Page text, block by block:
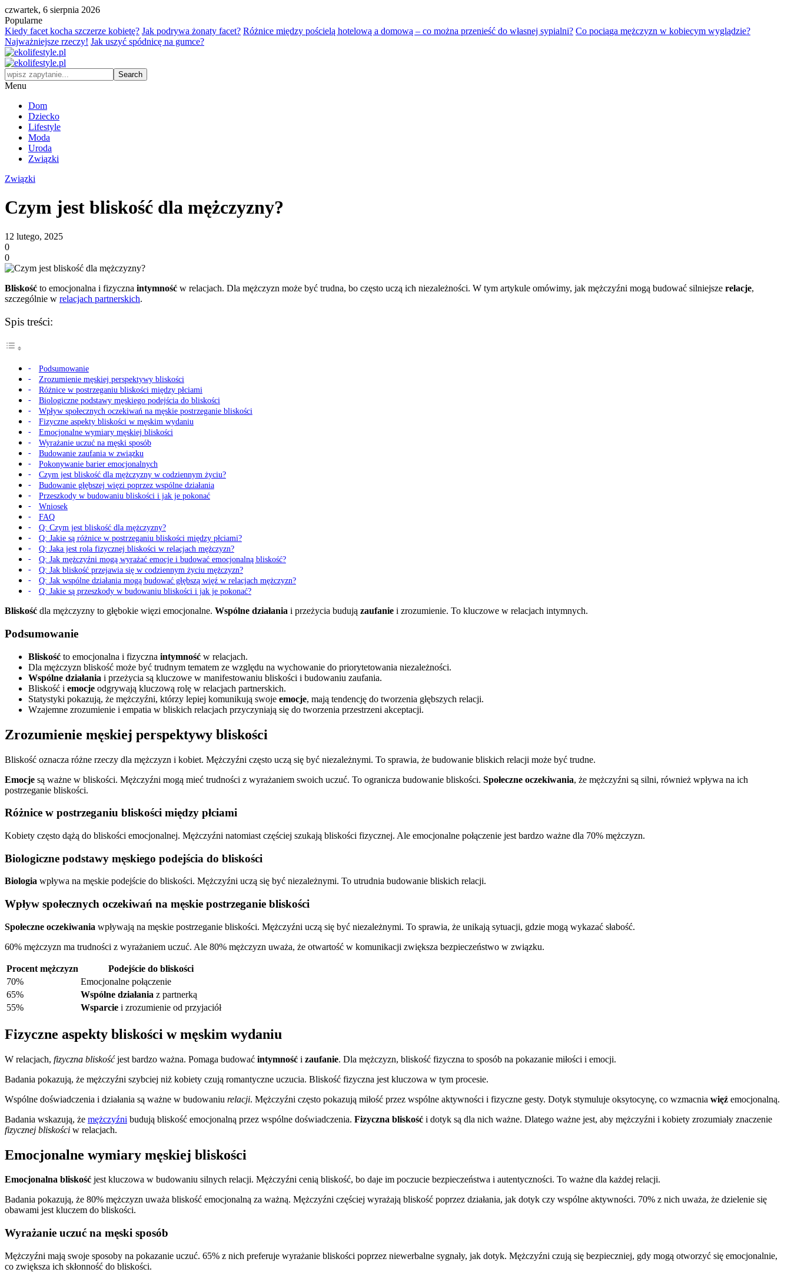
czwartek, 6 sierpnia 2026
Popularne
Kiedy facet kocha szczerze kobietę? Jak podrywa żonaty facet? Różnice między pościelą hotelową a domową – co można przenieść do własnej sypialni? Co pociąga mężczyzn w kobiecym wyglądzie?
Najważniejsze rzeczy! Jak uszyć spódnicę na gumce?
Menu
Dom
Dziecko
Lifestyle
Moda
Uroda
Związki
Związki
Czym jest bliskość dla mężczyzny?
12 lutego, 2025
0
0
Bliskość to emocjonalna i fizyczna intymność w relacjach. Dla mężczyzn może być trudna, bo często uczą ich niezależności. W tym artykule omówimy, jak mężczyźni mogą budować silniejsze relacje,
szczególnie w relacjach partnerskich.
Spis treści:
Podsumowanie
Zrozumienie męskiej perspektywy bliskości
Różnice w postrzeganiu bliskości między płciami
Biologiczne podstawy męskiego podejścia do bliskości
Wpływ społecznych oczekiwań na męskie postrzeganie bliskości
Fizyczne aspekty bliskości w męskim wydaniu
Emocjonalne wymiary męskiej bliskości
Wyrażanie uczuć na męski sposób
Budowanie zaufania w związku
Pokonywanie barier emocjonalnych
Czym jest bliskość dla mężczyzny w codziennym życiu?
Budowanie głębszej więzi poprzez wspólne działania
Przeszkody w budowaniu bliskości i jak je pokonać
Wniosek
FAQ
Q: Czym jest bliskość dla mężczyzny?
Q: Jakie są różnice w postrzeganiu bliskości między płciami?
Q: Jaka jest rola fizycznej bliskości w relacjach mężczyzn?
Q: Jak mężczyźni mogą wyrażać emocje i budować emocjonalną bliskość?
Q: Jak bliskość przejawia się w codziennym życiu mężczyzn?
Q: Jak wspólne działania mogą budować głębszą więź w relacjach mężczyzn?
Q: Jakie są przeszkody w budowaniu bliskości i jak je pokonać?
Bliskość dla mężczyzny to głębokie więzi emocjonalne. Wspólne działania i przeżycia budują zaufanie i zrozumienie. To kluczowe w relacjach intymnych.
Podsumowanie
Bliskość to emocjonalna i fizyczna intymność w relacjach.
Dla mężczyzn bliskość może być trudnym tematem ze względu na wychowanie do priorytetowania niezależności.
Wspólne działania i przeżycia są kluczowe w manifestowaniu bliskości i budowaniu zaufania.
Bliskość i emocje odgrywają kluczową rolę w relacjach partnerskich.
Statystyki pokazują, że mężczyźni, którzy lepiej komunikują swoje emocje, mają tendencję do tworzenia głębszych relacji.
Wzajemne zrozumienie i empatia w bliskich relacjach przyczyniają się do tworzenia przestrzeni akceptacji.
Zrozumienie męskiej perspektywy bliskości
Bliskość oznacza różne rzeczy dla mężczyzn i kobiet. Mężczyźni często uczą się być niezależnymi. To sprawia, że budowanie bliskich relacji może być trudne.
Emocje są ważne w bliskości. Mężczyźni mogą mieć trudności z wyrażaniem swoich uczuć. To ogranicza budowanie bliskości. Społeczne oczekiwania, że mężczyźni są silni, również wpływa na ich
postrzeganie bliskości.
Różnice w postrzeganiu bliskości między płciami
Kobiety często dążą do bliskości emocjonalnej. Mężczyźni natomiast częściej szukają bliskości fizycznej. Ale emocjonalne połączenie jest bardzo ważne dla 70% mężczyzn.
Biologiczne podstawy męskiego podejścia do bliskości
Biologia wpływa na męskie podejście do bliskości. Mężczyźni uczą się być niezależnymi. To utrudnia budowanie bliskich relacji.
Wpływ społecznych oczekiwań na męskie postrzeganie bliskości
Społeczne oczekiwania wpływają na męskie postrzeganie bliskości. Mężczyźni uczą się być niezależnymi. To sprawia, że unikają sytuacji, gdzie mogą wykazać słabość.
60% mężczyzn ma trudności z wyrażaniem uczuć. Ale 80% mężczyzn uważa, że otwartość w komunikacji zwiększa bezpieczeństwo w związku.
Procent mężczyzn
Podejście do bliskości
70%
Emocjonalne połączenie
65%
Wspólne działania z partnerką
55%
Wsparcie i zrozumienie od przyjaciół
Fizyczne aspekty bliskości w męskim wydaniu
W relacjach, fizyczna bliskośćjest bardzo ważna. Pomaga budować intymność i zaufanie. Dla mężczyzn, bliskość fizyczna to sposób na pokazanie miłości i emocji.
Badania pokazują, że mężczyźni szybciej niż kobiety czują romantyczne uczucia. Bliskość fizyczna jest kluczowa w tym procesie.
Wspólne doświadczenia i działania są ważne w budowaniu relacji. Mężczyźni często pokazują miłość przez wspólne aktywności i fizyczne gesty. Dotyk stymuluje oksytocynę, co wzmacnia więź emocjonalną.
Badania wskazują, że mężczyźni budują bliskość emocjonalną przez wspólne doświadczenia. Fizyczna bliskość i dotyk są dla nich ważne. Dlatego ważne jest, aby mężczyźni i kobiety zrozumiały znaczenie
fizycznej bliskości w relacjach.
Emocjonalne wymiary męskiej bliskości
Emocjonalna bliskość jest kluczowa w budowaniu silnych relacji. Mężczyźni cenią bliskość, bo daje im poczucie bezpieczeństwa i autentyczności. To ważne dla każdej relacji.
Badania pokazują, że 80% mężczyzn uważa bliskość emocjonalną za ważną. Mężczyźni częściej wyrażają bliskość poprzez działania, jak dotyk czy wspólne aktywności. 70% z nich uważa, że dzielenie się
obawami jest kluczem do bliskości.
Wyrażanie uczuć na męski sposób
Mężczyźni mają swoje sposoby na pokazanie uczuć. 65% z nich preferuje wyrażanie bliskości poprzez niewerbalne sygnały, jak dotyk. Mężczyźni czują się bezpieczniej, gdy mogą otworzyć się emocjonalnie,
co zwiększa ich skłonność do bliskości.